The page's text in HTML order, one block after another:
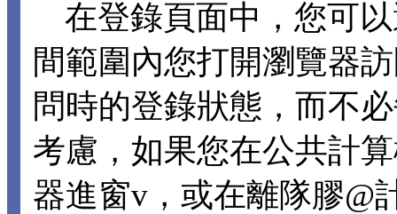
在登錄頁面中，您可以
間範圍內您打開瀏覽器
問時的登錄狀態，而不
考慮，如果您在公共計
器進窗v，或在離隊膠@